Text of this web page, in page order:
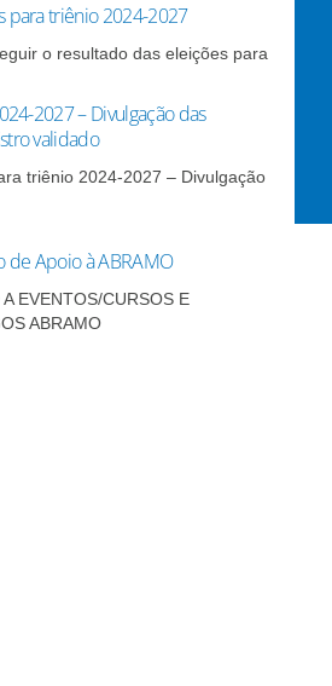
para triênio 2024-2027
o resultado das eleições para
2027 – Divulgação das
validado
triênio 2024-2027 – Divulgação
de Apoio à ABRAMO
EVENTOS/CURSOS E
ABRAMO